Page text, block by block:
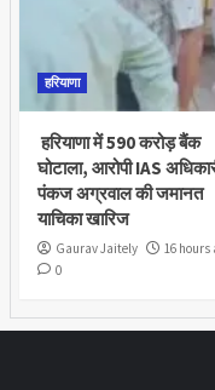
हरियाणा
हरियाणा में 590 करोड़ बैंक
घोटाला, आरोपी IAS
पंकज अग्रवाल की जमानत
याचिका खारिज
Gaurav Jaitely
16 hours
0